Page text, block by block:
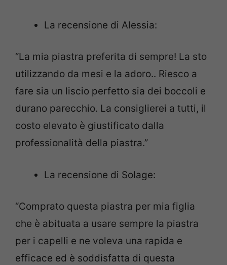
La recensione di Alessia:
“La mia piastra preferita di sempre! La sto
utilizzando da mesi e la adoro.. Riesco a
fare sia un liscio perfetto sia dei boccoli e
durano parecchio. La consiglierei a tutti, il
costo elevato è giustificato dalla
professionalità della piastra.”
La recensione di Solage:
“Comprato questa piastra per mia figlia
che è abituata a usare sempre la piastra
per i capelli e ne voleva una rapida e
efficace ed è soddisfatta di questa